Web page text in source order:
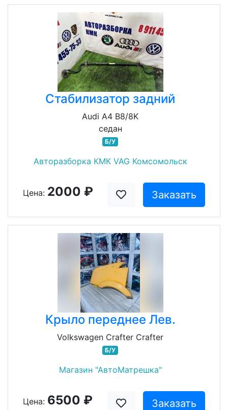
Стабилизатор задний
Audi A4 B8/8K
седан
Б/У
Авторазборка КМК VAG Комсомольск
Цена: 2000 ₽ Заказать
Крыло переднее Лев.
Volkswagen Crafter Crafter
Б/У
Магазин "АвтоМатрешка"
Цена: 6500 ₽ Заказать